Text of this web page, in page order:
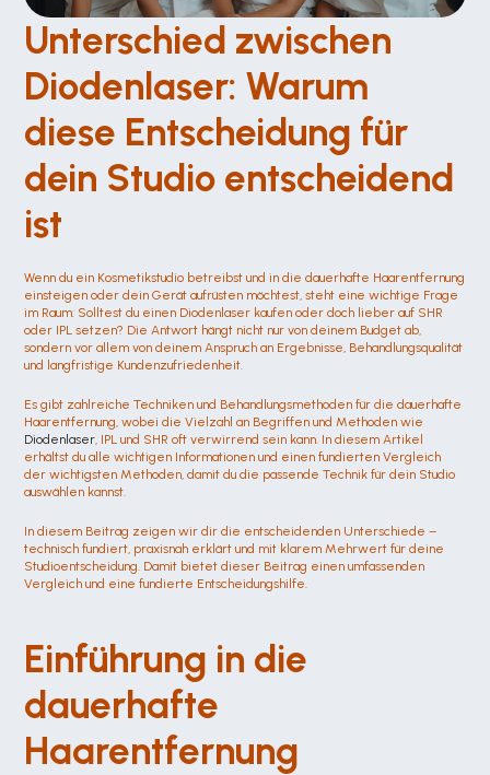
Unterschied zwischen
Diodenlaser: Warum
diese Entscheidung für
dein Studio entscheidend
ist
Wenn du ein Kosmetikstudio betreibst und in die dauerhafte Haarentfernung
einsteigen oder dein Gerät aufrüsten möchtest, steht eine wichtige Frage
im Raum: Solltest du einen Diodenlaser kaufen oder doch lieber auf SHR
oder IPL setzen? Die Antwort hängt nicht nur von deinem Budget ab,
sondern vor allem von deinem Anspruch an Ergebnisse, Behandlungsqualität
und langfristige Kundenzufriedenheit.
Es gibt zahlreiche Techniken und Behandlungsmethoden für die dauerhafte
Diodenlaser, IPL und SHR oft verwirrend sein kann. In diesem Artikel
erhältst du alle wichtigen Informationen und einen fundierten Vergleich
der wichtigsten Methoden, damit du die passende Technik für dein Studio
auswählen kannst.
In diesem Beitrag zeigen wir dir die entscheidenden Unterschiede –
technisch fundiert, praxisnah erklärt und mit klarem Mehrwert für deine
Studioentscheidung. Damit bietet dieser Beitrag einen umfassenden
Vergleich und eine fundierte Entscheidungshilfe.
Einführung in die
dauerhafte
Haarentfernung